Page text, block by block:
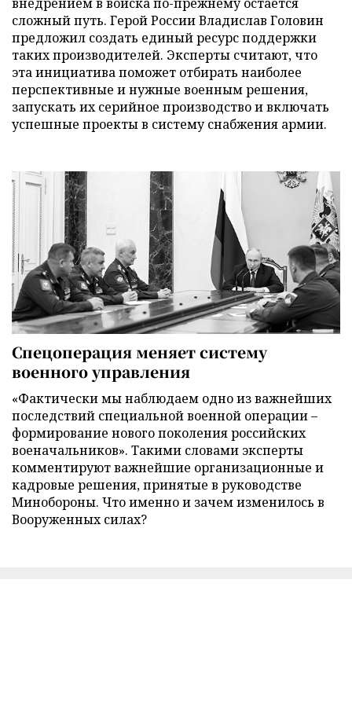
сложный путь. Герой России Владислав Головин
предложил создать единый ресурс поддержки
таких производителей. Эксперты считают, что
эта инициатива поможет отбирать наиболее
перспективные и нужные военным решения,
запускать их серийное производство и включать
успешные проекты в систему снабжения армии.
Спецоперация меняет систему
военного управления
«Фактически мы наблюдаем одно из важнейших
последствий специальной военной операции –
формирование нового поколения российских
военачальников». Такими словами эксперты
комментируют важнейшие организационные и
кадровые решения, принятые в руководстве
Минобороны. Что именно и зачем изменилось в
Вооруженных силах?